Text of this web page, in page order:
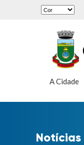
A Cidade
Notícias